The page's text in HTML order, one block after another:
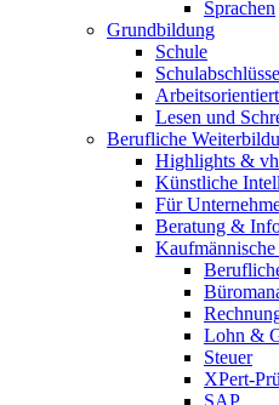
Sprachen
Grundbildung
Schule
Schulabschlüsse
Lesen und
Berufliche
Highlights &
Künstliche
Für
Beratung &
Lohn &
Steuer
XPert-
SAP